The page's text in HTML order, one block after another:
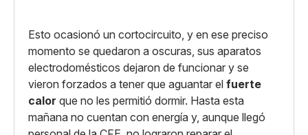
Esto ocasionó un cortocircuito, y en ese preciso
momento se quedaron a oscuras, sus aparatos
electrodomésticos dejaron de funcionar y se
vieron forzados a tener que aguantar el fuerte
calor que no les permitió dormir. Hasta esta
mañana no cuentan con energía y, aunque llegó